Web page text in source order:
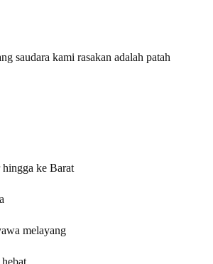
saudara kami rasakan adalah patah
ke Barat
melayang